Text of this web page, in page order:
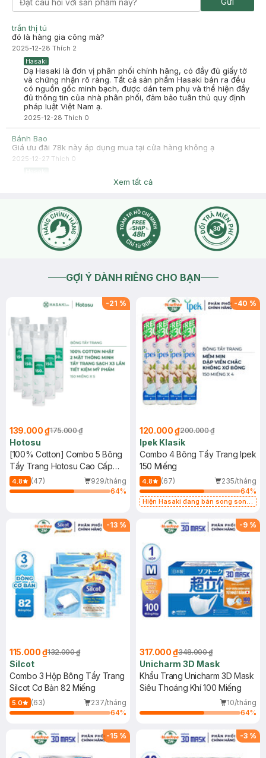
trần thị tú
đó là hàng gia công mà?
2025-12-28 Thích 2
Hasaki
Dạ Hasaki là đơn vị phân phối chính hãng, có đầy đủ giấy tờ
và chứng nhận rõ ràng. Tất cả sản phẩm Hasaki bán ra đều
có nguồn gốc minh bạch, được dán tem phụ và thể hiện đầy
đủ thông tin của nhà phân phối, đảm bảo tuân thủ quy định
pháp luật Việt Nam ạ.
2025-12-28 Thích 0
Bánh Bao
Giá ưu đãi 78k này áp dụng mua tại cửa hàng không ạ
2025-12-27 Thích 0
Dạ chương trình deal của Hasaki chạy theo từng thời điểm và
đều có giới hạn về số lượng nên khi hết số lượng sản phẩm
sẽ set về giá ban đầu, hoặc bên mình mở 1 deal ưu đãi khác ạ
2025-12-27Thích
Xem tất cả
GỢI Ý DÀNH RIÊNG CHO BẠN
-21 %
139.000 ₫175.000 ₫
Hotosu
[100% Cotton] Combo 5 Bông
Tẩy Trang Hotosu Cao Cấp
150 Miếng
4.8 (47)
929/tháng
64%
-40 %
120.000 ₫200.000 ₫
Ipek Klasik
Combo 4 Bông Tẩy Trang Ipek
150 Miếng
4.8 (67)
235/tháng
64%
Hiện Hasaki đang bán song song
-13 %
115.000 ₫132.000 ₫
Silcot
Combo 3 Hộp Bông Tẩy Trang
Silcot Cơ Bản 82 Miếng
5.0 (63)
237/tháng
64%
-9 %
317.000 ₫348.000 ₫
Unicharm 3D Mask
Khẩu Trang Unicharm 3D Mask
Siêu Thoáng Khí 100 Miếng
10/tháng
64%
-15 % -3 %